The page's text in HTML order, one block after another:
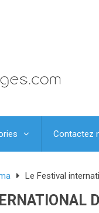
Contactez
Le Festival